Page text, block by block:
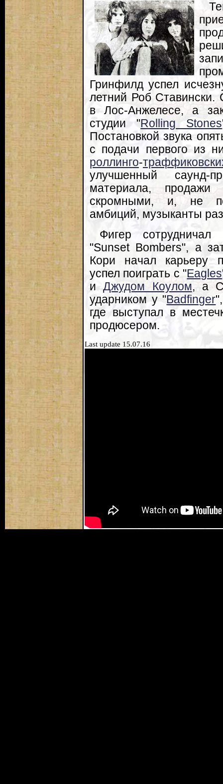
Гринфилд успел
летний Роб Ставински.
в Лос-Анжелесе, а
студии "Rolling Stones
Постановкой звука
с подачи первого из
роллинго-
улучшенный саунд-
материала,
скромными, и, не
амбиций, музыканты
Фигер
"Sunset Bombers", а
Кори начал карьеру
успел поиграть с "Eagles
иДжудом Коулом, а
ударником у "Badfinger
где выступал в
продюсером.
Last update 15.07.16